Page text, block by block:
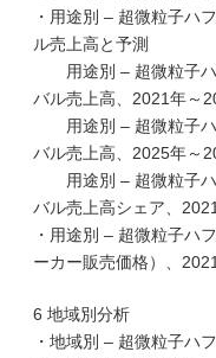
・用途別 – 超微粒子ハ
ル売上高と予測
用途別 – 超微粒子ハ
バル売上高、2021年～
用途別 – 超微粒子ハ
バル売上高、2025年～
用途別 – 超微粒子ハ
バル売上高シェア、
・用途別 – 超微粒子ハ
ーカー販売価格）、
6 地域別分析
・地域別 – 超微粒子ハ